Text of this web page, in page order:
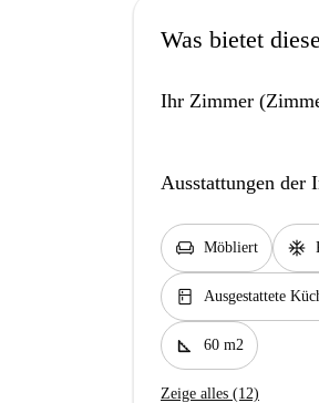
Was bietet
Ihr Zimmer
Ausstattungen der
chair Möbliert ac_unit
kitchen Ausgestattete
square_foot 60 m2
Zeige alles (12)